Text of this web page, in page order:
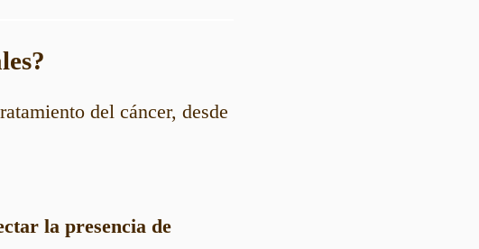
del cáncer, desde
la presencia de